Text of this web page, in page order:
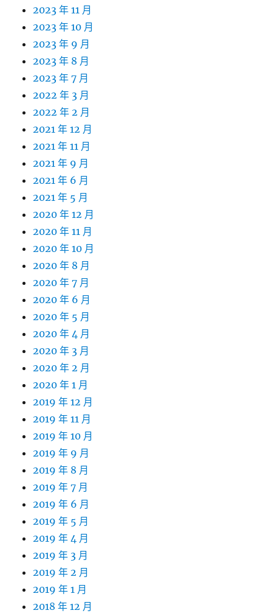
2023 年 11 月
2023 年 10 月
2023 年 9 月
2023 年 8 月
2023 年 7 月
2022 年 3 月
2022 年 2 月
2021 年 12 月
2021 年 11 月
2021 年 9 月
2021 年 6 月
2021 年 5 月
2020 年 12 月
2020 年 11 月
2020 年 10 月
2020 年 8 月
2020 年 7 月
2020 年 6 月
2020 年 5 月
2020 年 4 月
2020 年 3 月
2020 年 2 月
2020 年 1 月
2019 年 12 月
2019 年 11 月
2019 年 10 月
2019 年 9 月
2019 年 8 月
2019 年 7 月
2019 年 6 月
2019 年 5 月
2019 年 4 月
2019 年 3 月
2019 年 2 月
2019 年 1 月
2018 年 12 月